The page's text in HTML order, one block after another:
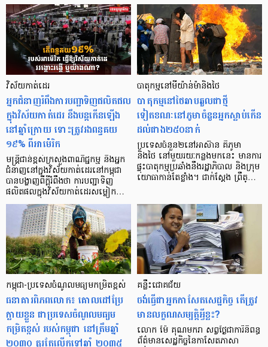
វិស័យកាត់ដេរ
អ្នកជំនាញរំពឹងការបញ្ជាទិញផលិតផល
ក្នុងវិស័យកាត់ដេរ នឹងបន្ដកើនឡើង
នៅឆ្នាំក្រោយ ទោះត្រូវរងពន្ធគយ
១៩% ពីអាម៉េរិក
មន្ត្រីជាន់ខ្ពស់ក្រសួងពាណិជ្ជកម្ម និងអ្នក
ជំនាញនៅក្នុងវិស័យកាត់ដេរនៅកម្ពុជា
បានបង្ហាញពីក្ដីរំពឹងថា ការបញ្ជាទិញ
ផលិតផលក្នុងវិស័យកាត់ដេរសម្លៀក…
បាតុកម្មនៅមីយ៉ាន់ម៉ានិងថៃ
បាតុកម្មនៅថៃឆាបឆួលជាថ្មី
ទៀតខណៈនៅភូមាចំនួនអ្នកស្លាប់កើន
ដល់ជាង២៥០នាក់
ប្រទេសចំនួន២នៅអាស៊ាន គឺភូមា
និងថៃ នៅមួយរយៈកន្លងមកនេះ មានការ
ផ្ទុះបាតុកម្មប្រឆាំងនឹងរដ្ឋាភិបាល និងក្រុម
យោធាកាន់តែខ្លាំង។ ជាក់ស្ដែង ព្រឹត្…
កម្ពុជា-ប្រទេសចំណូលមធ្យម​កម្រិតខ្ពស់
ធនាគារពិភពលោក៖ គោលដៅប្រែ
ក្លាយខ្លួន ជាប្រទេសចំណូលមធ្យម
កម្រិតខ្ពស់ របស់កម្ពុជា នៅត្រឹមឆ្នាំ
២០៣០ គួរតែលើកទៅឆ្នាំ ២០៣៥
គន្លឹះ​ជោគជ័យ
ចង់​ធ្វើ​ជា​អ្នក​កាសែត​សេដ្ឋកិច្ច តើ​ត្រូវ​
មាន​លក្ខណសម្បត្តិ​អ្វីខ្លះ?
លោក ម៉ៃ គុណមករា សព្វ​ថ្ងៃ​ជា​ការី​និពន្ធ​
ព័ត៌មាន​សេដ្ឋកិច្ច​នៃ​កាសែត​ភាសា​